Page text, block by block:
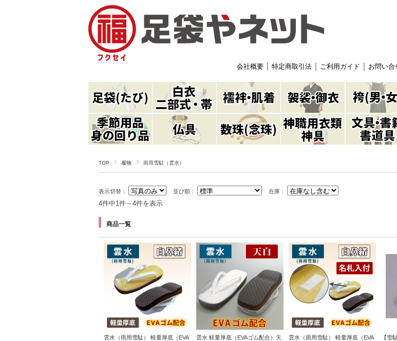
会社概要 特定商取引法 ご利用ガイド お問い合
TOP 履物 雨用雪駄（雲水）
表示切替： 並び順： 在庫：
4件中1件～4件を表示
商品一覧
雲水（雨用雪駄） 軽量厚底（EVA
雲水 軽量厚底（EVAゴム配合）天
雲水（雨用雪駄） 軽量厚底（EVA
【